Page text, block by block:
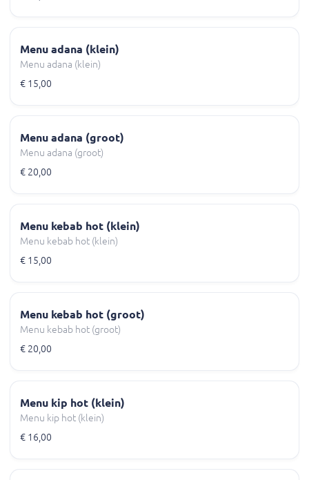
Menu adana (klein)
Menu adana (klein)
€ 15,00
Menu adana (groot)
Menu adana (groot)
€ 20,00
Menu kebab hot (klein)
Menu kebab hot (klein)
€ 15,00
Menu kebab hot (groot)
Menu kebab hot (groot)
€ 20,00
Menu kip hot (klein)
Menu kip hot (klein)
€ 16,00